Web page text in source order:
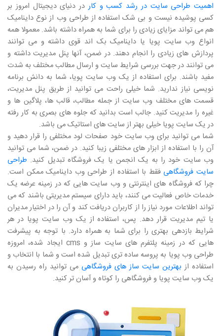
اهمیت طراحی سایت در رشد کسب و کار در دنیای دیجیتال امروز بر
کسی پوشیده نیست و بی شک استفاده از طراحی وب از نوع داینامیک
هم می تواند مزایای زیادی را برای شما به همراه داشته باشد. معمولا همه
انواع وب سایت پویا یا داینامیک بک اند قوی داشته و می توانند
پردازش های زیادی را انجام دهند. در ضمن، آنها پنل مدیریت داشته و
می توانند در جهت بررسی شرایط سایت و ارسال مطالب مختلف به شدت
مفید باشند. برای استفاده از یک وب سایت پویا، شما به دانش برنامه
نویسی نیاز ندارید. شما خیلی راحت می توانید از طریق پنل مدیریت،
قسمت های مختلف وب سایت از جمله مطالب، قالب ها، پلاگین ها و
غیره را مدیریت کنید. جالب است بدانید که جلوه های بصری به کار رفته
در یک سایت پویا خیلی بهتر از سایت های استاتیک می باشد.
شما می توانید برای وب سایت خود صفحات لود مختلفی را قرار دهید و
آن را با استفاده از ابزار های مختلفی زیبا کنید. در ضمن، شما می توانید
وب سایت خود را به یک انجمن یا یک فروشگاه تبدیل کنید. طراحی
سایت فروشگاهی فقط با استفاده از طراحی وب داینامیک ممکن است.
چرا که فروشگاه های اینترنتی و وب سایت هایی که در زمینه عرضه یک
خدمات خاص فعالیت می کنند، باید دارای سیستم مدیریتی باشند که می
تواند اطلاعات مورد نیاز را از کاربران دریافت کند و آن را در اختیار مدیران
یا تیم مدیریت قرار دهد. پس، استفاده از یک وب سایت پویا در هر
شرایط بازدهی بهتری را برای شما به همراه دارد. با توجه به پیشرفت
هایی که در زمینه پلتفرم های سایت ساز و cms ایجاد شده، امروزه
طراحی وب پویا به پروسه ساده تری تبدیل شده است و شما با انتخاب و
استفاده از بهترین سایت ساز های فروشگاهی می توانید راه رسیدن به
یک وب سایت پویا و فروشگاهی را کوتاه و آسان تر کنید.